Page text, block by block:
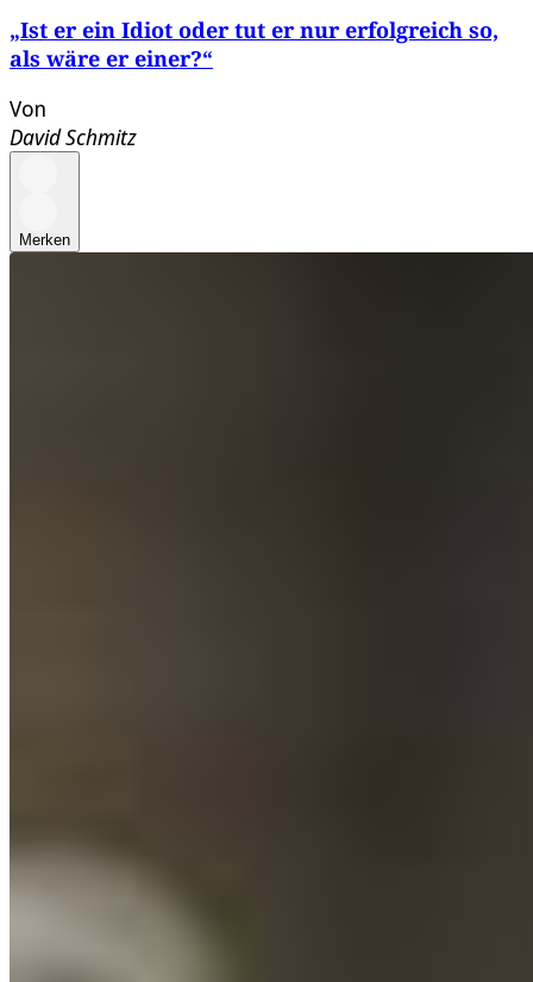
„Ist er ein Idiot oder tut er nur erfolgreich so,
als wäre er einer?“
Von
David Schmitz
Merken